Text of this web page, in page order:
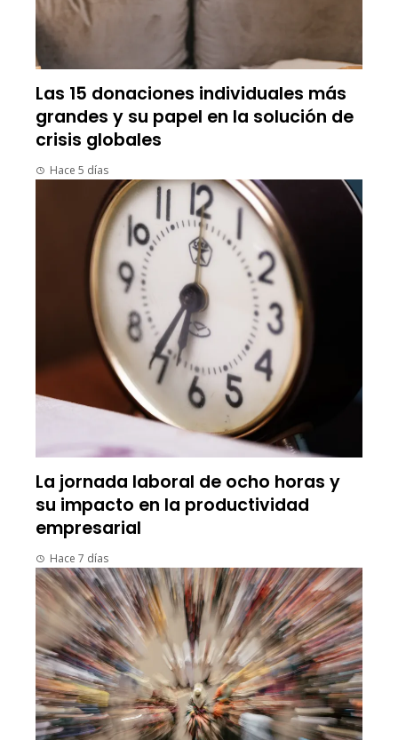
Las 15 donaciones individuales más
grandes y su papel en la solución de
crisis globales
Hace 5 días
La jornada laboral de ocho horas y
su impacto en la productividad
empresarial
Hace 7 días